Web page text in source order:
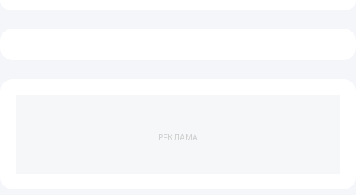
РЕКЛАМА